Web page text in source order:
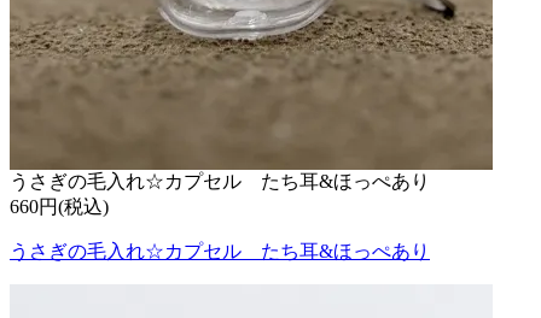
うさぎの毛入れ☆カプセル たち耳&ほっぺあり
660円(税込)
うさぎの毛入れ☆カプセル たち耳&ほっぺあり